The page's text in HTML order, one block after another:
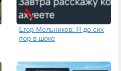
Егор Мельников: Я до сих
пор в шоке